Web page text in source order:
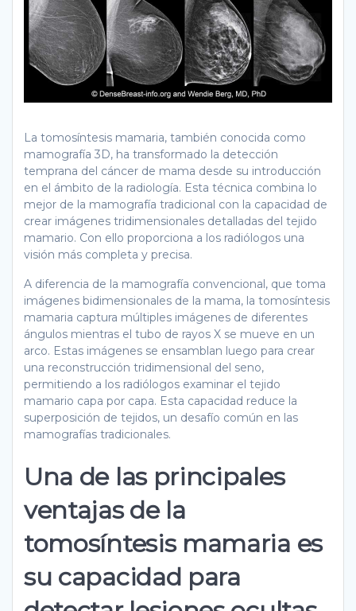
La tomosíntesis mamaria, también conocida como
mamografía 3D, ha transformado la detección
temprana del cáncer de mama desde su introducción
en el ámbito de la radiología. Esta técnica combina lo
mejor de la mamografía tradicional con la capacidad de
crear imágenes tridimensionales detalladas del tejido
mamario. Con ello proporciona a los radiólogos una
visión más completa y precisa.
A diferencia de la mamografía convencional, que toma
imágenes bidimensionales de la mama, la tomosíntesis
mamaria captura múltiples imágenes de diferentes
ángulos mientras el tubo de rayos X se mueve en un
arco. Estas imágenes se ensamblan luego para crear
una reconstrucción tridimensional del seno,
permitiendo a los radiólogos examinar el tejido
mamario capa por capa. Esta capacidad reduce la
superposición de tejidos, un desafío común en las
mamografías tradicionales.
Una de las principales
ventajas de la
tomosíntesis mamaria es
su capacidad para